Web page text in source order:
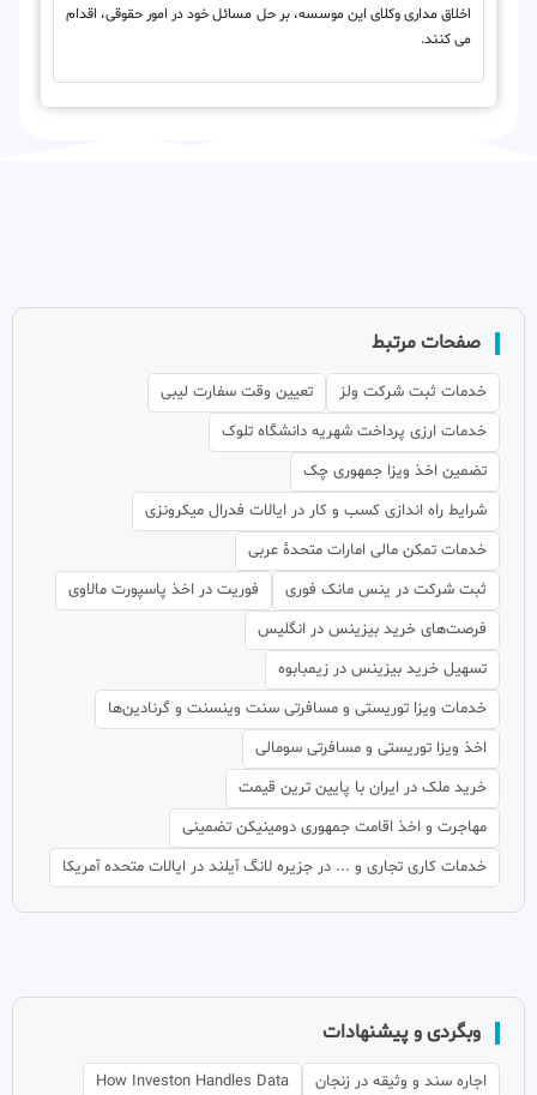
اخلاق مداری وکلای این موسسه، بر حل مسائل خود در امور حقوقی، اقدام
می کنند.
صفحات مرتبط
خدمات ثبت شرکت ولز
تعیین وقت سفارت لیبی
خدمات ارزی پرداخت شهریه دانشگاه تلوک
تضمین اخذ ویزا جمهوری چک
شرایط راه اندازی کسب و کار در ایالات فدرال میکرونزی
خدمات تمکن مالی امارات متحدهٔ عربی
ثبت شرکت در ینس مانک فوری
فوریت در اخذ پاسپورت مالاوی
فرصت‌های خرید بیزینس در انگلیس
تسهیل خرید بیزینس در زیمبابوه
خدمات ویزا توریستی و مسافرتی سنت وینسنت و گرنادین‌ها
اخذ ویزا توریستی و مسافرتی سومالی
خرید ملک در ایران با پایین ترین قیمت
مهاجرت و اخذ اقامت جمهوری دومینیکن تضمینی
خدمات کاری تجاری و ... در جزیره لانگ آیلند در ایالات متحده آمریکا
وبگردی و پیشنهادات
اجاره سند و وثیقه در زنجان
How Investon Handles Data